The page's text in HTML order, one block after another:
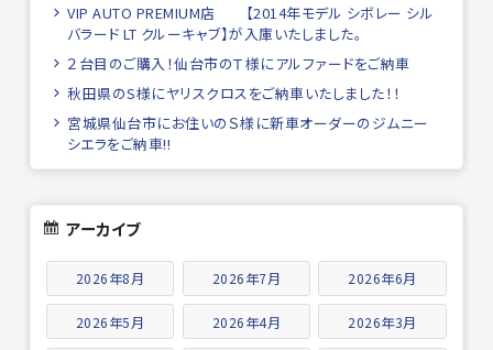
VIP AUTO PREMIUM店 【2014年モデル シボレー シル
バラード LT クルーキャブ】が入庫いたしました。
２台目のご購入！仙台市のＴ様にアルファードをご納車
秋田県のS様にヤリスクロスをご納車いたしました！！
宮城県仙台市にお住いのＳ様に新車オーダーのジムニー
シエラをご納車!!
アーカイブ
2026年8月 2026年7月 2026年6月
2026年5月 2026年4月 2026年3月